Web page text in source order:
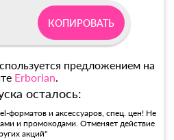
КОПИРОВАТЬ
предложением на
Erborian.
осталось:
форматов и аксессуаров, спец. цен! Не
и промокодами. Отменяет действие
акций"